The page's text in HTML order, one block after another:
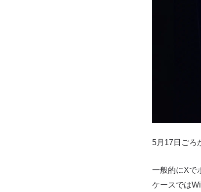
5月17日ごろ
一般的にXで
ケースでは